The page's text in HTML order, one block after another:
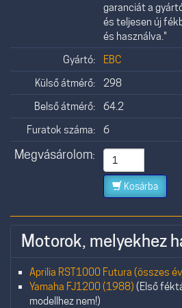
garanciát a
és teljesen új
és használva."
Gyártó:
EBC
Külső átmérő:
298
Belső átmérő:
64.2
Furatok száma:
6
Megvásárolom:
Kosárba
Motorok, melyekhez
Aprilia RST1000 Futura (összes
Yamaha FJ1200 (1988) (Első
modellhez nem!)